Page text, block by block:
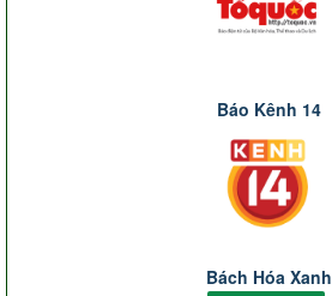
Báo Kênh 14
Bách Hóa Xanh